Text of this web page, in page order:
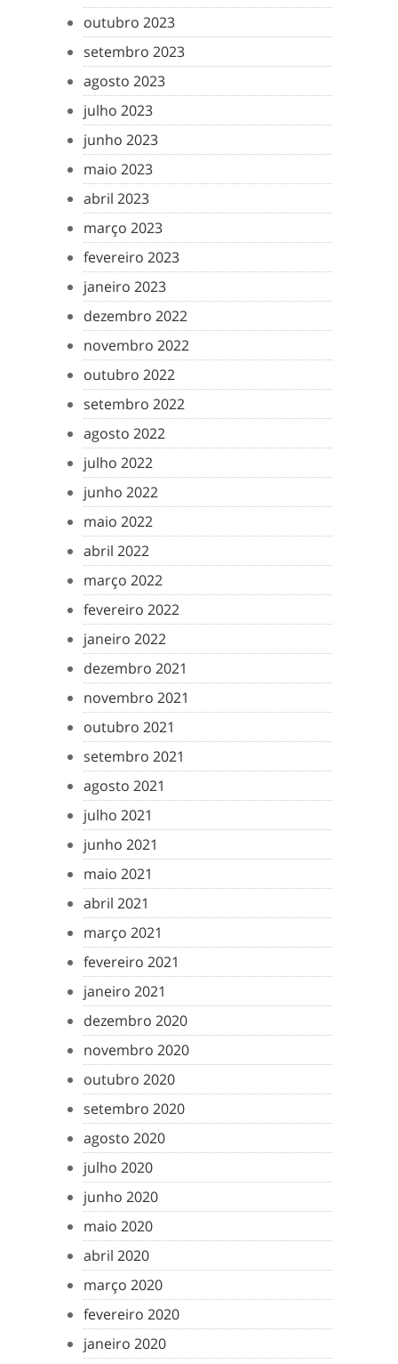
outubro 2023
setembro 2023
agosto 2023
julho 2023
junho 2023
maio 2023
abril 2023
março 2023
fevereiro 2023
janeiro 2023
dezembro 2022
novembro 2022
outubro 2022
setembro 2022
agosto 2022
julho 2022
junho 2022
maio 2022
abril 2022
março 2022
fevereiro 2022
janeiro 2022
dezembro 2021
novembro 2021
outubro 2021
setembro 2021
agosto 2021
julho 2021
junho 2021
maio 2021
abril 2021
março 2021
fevereiro 2021
janeiro 2021
dezembro 2020
novembro 2020
outubro 2020
setembro 2020
agosto 2020
julho 2020
junho 2020
maio 2020
abril 2020
março 2020
fevereiro 2020
janeiro 2020